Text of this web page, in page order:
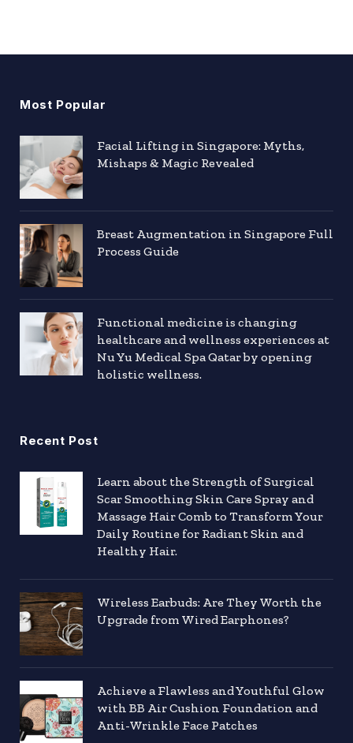
Most Popular
Facial Lifting in Singapore: Myths,
Mishaps & Magic Revealed
Breast Augmentation in Singapore Full
Process Guide
Functional medicine is changing
healthcare and wellness experiences at
Nu Yu Medical Spa Qatar by opening
holistic wellness.
Recent Post
Learn about the Strength of Surgical
Scar Smoothing Skin Care Spray and
Massage Hair Comb to Transform Your
Daily Routine for Radiant Skin and
Healthy Hair.
Wireless Earbuds: Are They Worth the
Upgrade from Wired Earphones?
Achieve a Flawless and Youthful Glow
with BB Air Cushion Foundation and
Anti-Wrinkle Face Patches